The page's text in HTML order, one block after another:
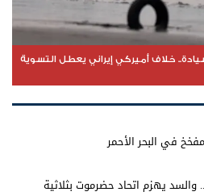
خلاف أميركي إيراني يعطل التسوية
في البحر الأحمر
يهزم اتحاد حضرموت بثلاثية